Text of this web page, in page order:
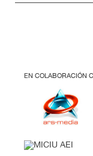
EN COLABORACIÓN